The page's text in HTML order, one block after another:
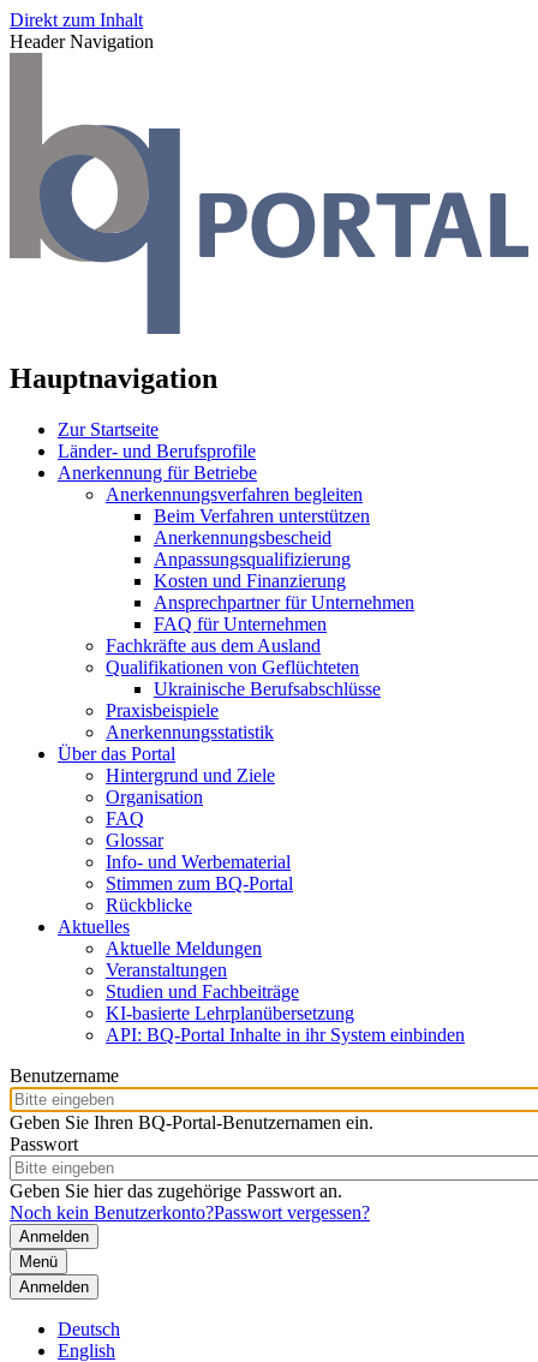
Direkt zum Inhalt
Header Navigation
Hauptnavigation
Zur Startseite
Länder- und Berufsprofile
Anerkennung für Betriebe
Anerkennungsverfahren begleiten
Beim Verfahren unterstützen
Anerkennungsbescheid
Anpassungsqualifizierung
Kosten und Finanzierung
Ansprechpartner für Unternehmen
FAQ für Unternehmen
Fachkräfte aus dem Ausland
Qualifikationen von Geflüchteten
Ukrainische Berufsabschlüsse
Praxisbeispiele
Anerkennungsstatistik
Über das Portal
Hintergrund und Ziele
Organisation
FAQ
Glossar
Info- und Werbematerial
Stimmen zum BQ-Portal
Rückblicke
Aktuelles
Aktuelle Meldungen
Veranstaltungen
Studien und Fachbeiträge
KI-basierte Lehrplanübersetzung
API: BQ-Portal Inhalte in ihr System einbinden
Benutzername
Geben Sie Ihren BQ-Portal-Benutzernamen ein.
Passwort
Geben Sie hier das zugehörige Passwort an.
Noch kein Benutzerkonto?Passwort vergessen?
Menü
Anmelden
Deutsch
English